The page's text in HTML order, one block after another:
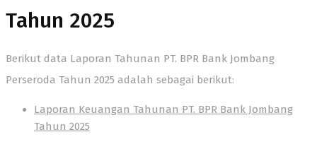
Tahun 2025
Berikut data Laporan Tahunan PT. BPR Bank Jombang
Perseroda Tahun 2025 adalah sebagai berikut:
Laporan Keuangan Tahunan PT. BPR Bank Jombang
Tahun 2025